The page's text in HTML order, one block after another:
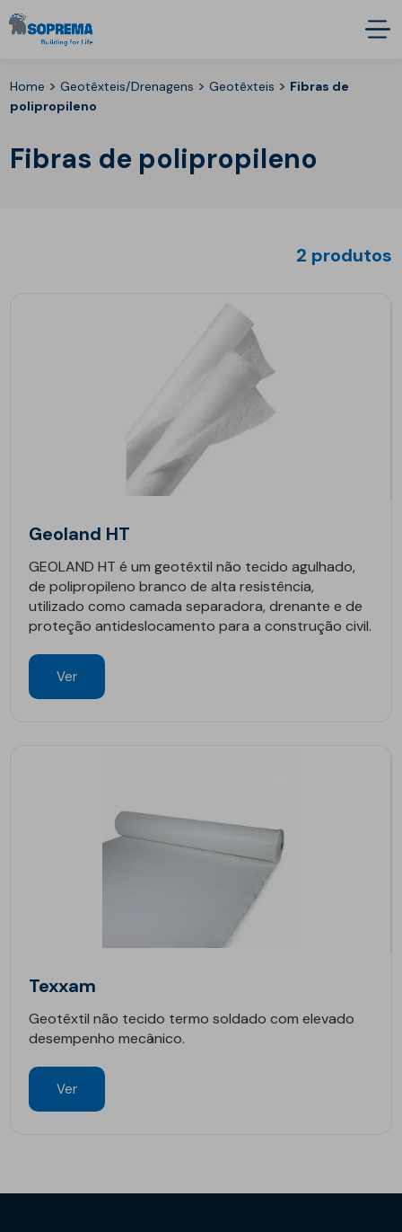
Home >Geotêxteis/Drenagens >Geotêxteis > Fibras de
polipropileno
Fibras de polipropileno
2 produtos
Geoland HT
GEOLAND HT é um geotêxtil não tecido agulhado,
de polipropileno branco de alta resistência,
utilizado como camada separadora, drenante e de
proteção antideslocamento para a construção civil.
Ver
Texxam
Geotêxtil não tecido termo soldado com elevado
desempenho mecânico.
Ver